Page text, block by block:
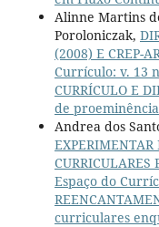
Alinne Martins
Poroloniczak,
(2008) E CREP-
Currículo: v. 13
CURRÍCULO E
de
Andrea dos
CURRICULARES
Espaço do
curriculares